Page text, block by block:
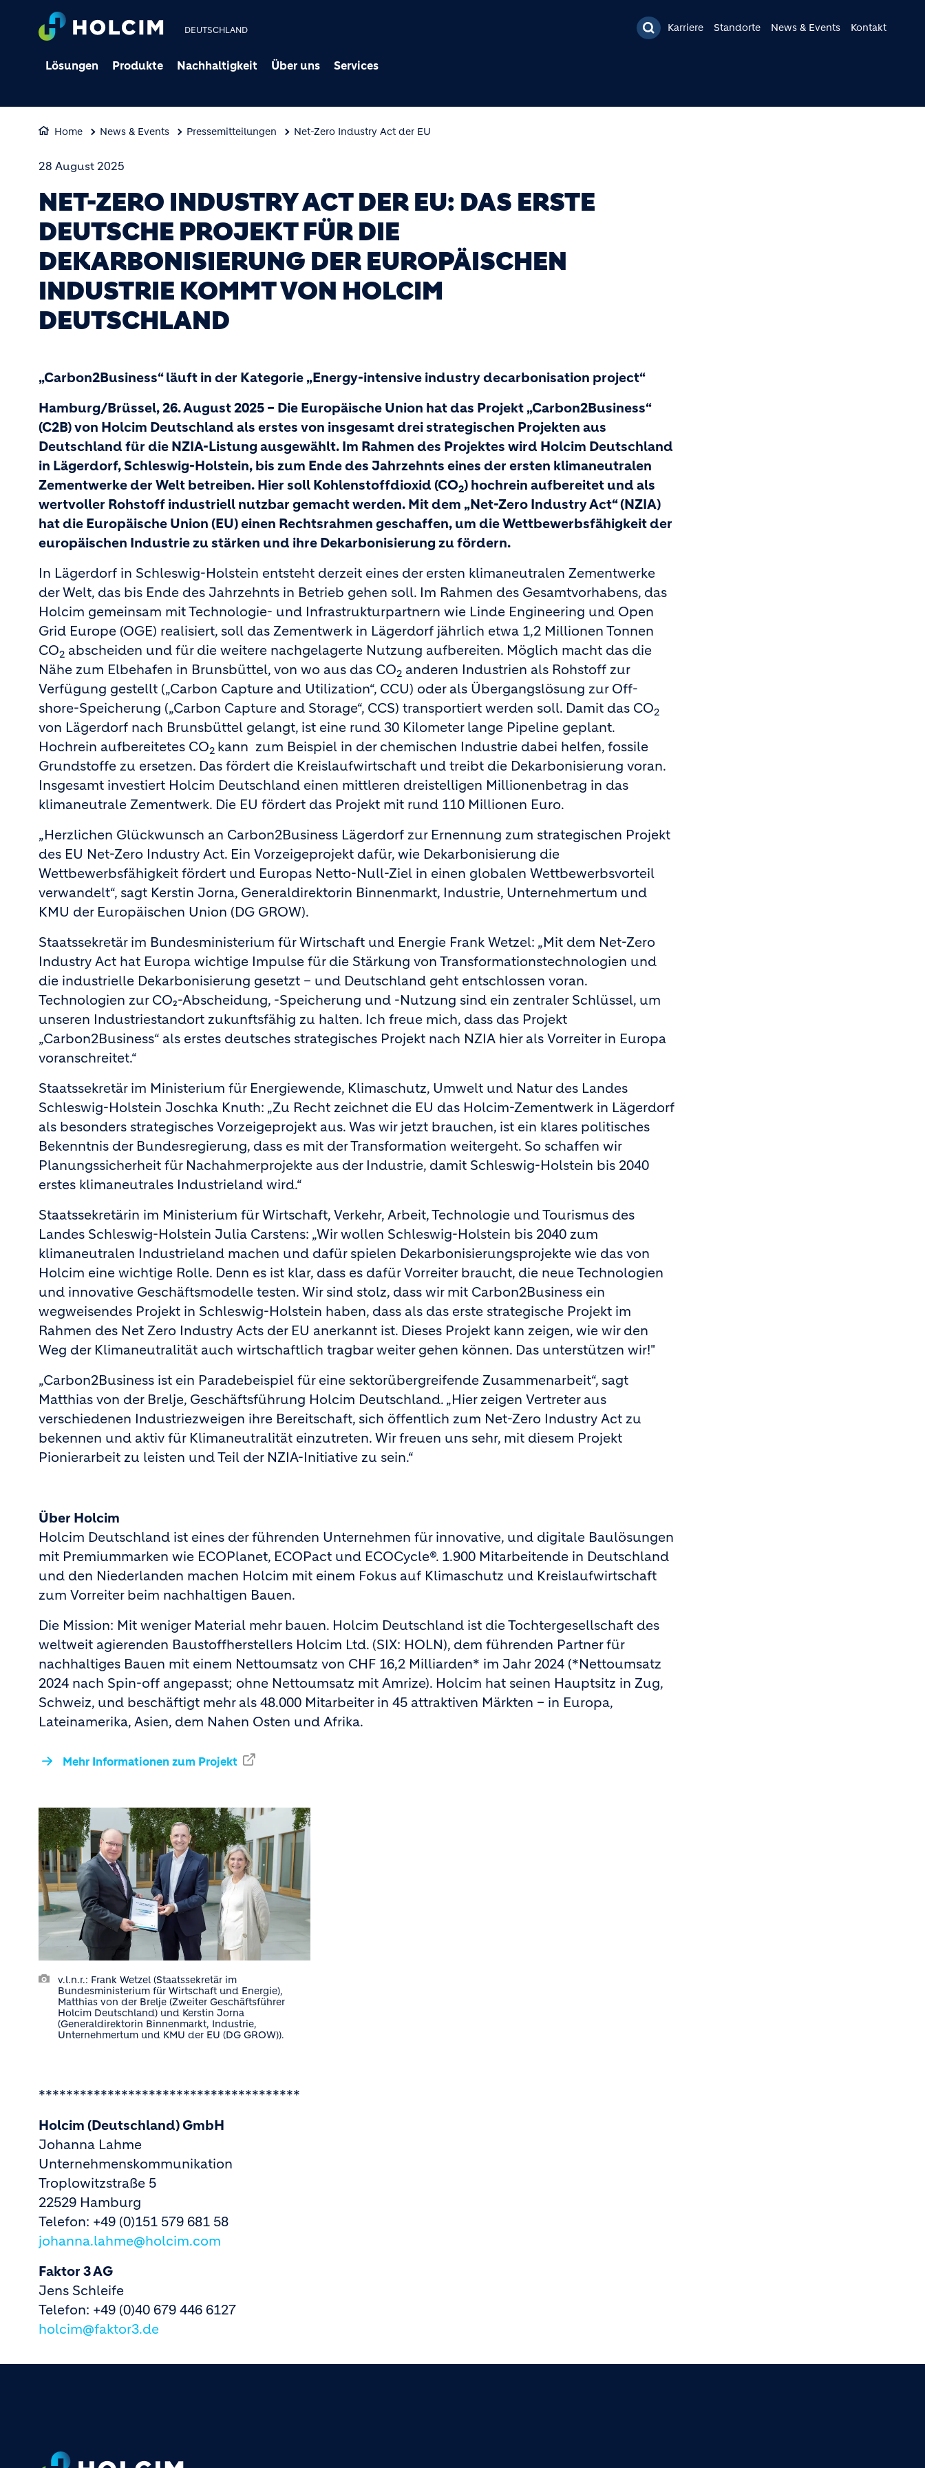
DEUTSCHLAND Karriere Standorte News & Events Kontakt
Lösungen Produkte Nachhaltigkeit Über uns Services
Home News & Events Pressemitteilungen Net-Zero Industry Act der EU
28 August 2025
NET-ZERO INDUSTRY ACT DER EU: DAS ERSTE
DEUTSCHE PROJEKT FÜR DIE
DEKARBONISIERUNG DER EUROPÄISCHEN
INDUSTRIE KOMMT VON HOLCIM
DEUTSCHLAND
„Carbon2Business“ läuft in der Kategorie „Energy-intensive industry decarbonisation project“
Hamburg/Brüssel, 26. August 2025 – Die Europäische Union hat das Projekt „Carbon2Business“
(C2B) von Holcim Deutschland als erstes von insgesamt drei strategischen Projekten aus
Deutschland für die NZIA-Listung ausgewählt. Im Rahmen des Projektes wird Holcim Deutschland
in Lägerdorf, Schleswig-Holstein, bis zum Ende des Jahrzehnts eines der ersten klimaneutralen
Zementwerke der Welt betreiben. Hier soll Kohlenstoffdioxid (CO2) hochrein aufbereitet und als
wertvoller Rohstoff industriell nutzbar gemacht werden. Mit dem „Net-Zero Industry Act“ (NZIA)
hat die Europäische Union (EU) einen Rechtsrahmen geschaffen, um die Wettbewerbsfähigkeit der
europäischen Industrie zu stärken und ihre Dekarbonisierung zu fördern.
In Lägerdorf in Schleswig-Holstein entsteht derzeit eines der ersten klimaneutralen Zementwerke
der Welt, das bis Ende des Jahrzehnts in Betrieb gehen soll. Im Rahmen des Gesamtvorhabens, das
Holcim gemeinsam mit Technologie- und Infrastrukturpartnern wie Linde Engineering und Open
Grid Europe (OGE) realisiert, soll das Zementwerk in Lägerdorf jährlich etwa 1,2 Millionen Tonnen
CO2 abscheiden und für die weitere nachgelagerte Nutzung aufbereiten. Möglich macht das die
Nähe zum Elbehafen in Brunsbüttel, von wo aus das CO2 anderen Industrien als Rohstoff zur
Verfügung gestellt („Carbon Capture and Utilization“, CCU) oder als Übergangslösung zur Off-
shore-Speicherung („Carbon Capture and Storage“, CCS) transportiert werden soll. Damit das CO2
von Lägerdorf nach Brunsbüttel gelangt, ist eine rund 30 Kilometer lange Pipeline geplant.
Hochrein aufbereitetes CO2 kann zum Beispiel in der chemischen Industrie dabei helfen, fossile
Grundstoffe zu ersetzen. Das fördert die Kreislaufwirtschaft und treibt die Dekarbonisierung voran.
Insgesamt investiert Holcim Deutschland einen mittleren dreistelligen Millionenbetrag in das
klimaneutrale Zementwerk. Die EU fördert das Projekt mit rund 110 Millionen Euro.
„Herzlichen Glückwunsch an Carbon2Business Lägerdorf zur Ernennung zum strategischen Projekt
des EU Net-Zero Industry Act. Ein Vorzeigeprojekt dafür, wie Dekarbonisierung die
Wettbewerbsfähigkeit fördert und Europas Netto-Null-Ziel in einen globalen Wettbewerbsvorteil
verwandelt“, sagt Kerstin Jorna, Generaldirektorin Binnenmarkt, Industrie, Unternehmertum und
KMU der Europäischen Union (DG GROW).
Staatssekretär im Bundesministerium für Wirtschaft und Energie Frank Wetzel: „Mit dem Net-Zero
Industry Act hat Europa wichtige Impulse für die Stärkung von Transformationstechnologien und
die industrielle Dekarbonisierung gesetzt – und Deutschland geht entschlossen voran.
Technologien zur CO₂-Abscheidung, -Speicherung und -Nutzung sind ein zentraler Schlüssel, um
unseren Industriestandort zukunftsfähig zu halten. Ich freue mich, dass das Projekt
„Carbon2Business“ als erstes deutsches strategisches Projekt nach NZIA hier als Vorreiter in Europa
voranschreitet.“
Staatssekretär im Ministerium für Energiewende, Klimaschutz, Umwelt und Natur des Landes
Schleswig-Holstein Joschka Knuth: „Zu Recht zeichnet die EU das Holcim-Zementwerk in Lägerdorf
als besonders strategisches Vorzeigeprojekt aus. Was wir jetzt brauchen, ist ein klares politisches
Bekenntnis der Bundesregierung, dass es mit der Transformation weitergeht. So schaffen wir
Planungssicherheit für Nachahmerprojekte aus der Industrie, damit Schleswig-Holstein bis 2040
erstes klimaneutrales Industrieland wird.“
Staatssekretärin im Ministerium für Wirtschaft, Verkehr, Arbeit, Technologie und Tourismus des
Landes Schleswig-Holstein Julia Carstens: „Wir wollen Schleswig-Holstein bis 2040 zum
klimaneutralen Industrieland machen und dafür spielen Dekarbonisierungsprojekte wie das von
Holcim eine wichtige Rolle. Denn es ist klar, dass es dafür Vorreiter braucht, die neue Technologien
und innovative Geschäftsmodelle testen. Wir sind stolz, dass wir mit Carbon2Business ein
wegweisendes Projekt in Schleswig-Holstein haben, dass als das erste strategische Projekt im
Rahmen des Net Zero Industry Acts der EU anerkannt ist. Dieses Projekt kann zeigen, wie wir den
Weg der Klimaneutralität auch wirtschaftlich tragbar weiter gehen können. Das unterstützen wir!"
„Carbon2Business ist ein Paradebeispiel für eine sektorübergreifende Zusammenarbeit“, sagt
Matthias von der Brelje, Geschäftsführung Holcim Deutschland. „Hier zeigen Vertreter aus
verschiedenen Industriezweigen ihre Bereitschaft, sich öffentlich zum Net-Zero Industry Act zu
bekennen und aktiv für Klimaneutralität einzutreten. Wir freuen uns sehr, mit diesem Projekt
Pionierarbeit zu leisten und Teil der NZIA-Initiative zu sein.“
Über Holcim
Holcim Deutschland ist eines der führenden Unternehmen für innovative, und digitale Baulösungen
mit Premiummarken wie ECOPlanet, ECOPact und ECOCycle®. 1.900 Mitarbeitende in Deutschland
und den Niederlanden machen Holcim mit einem Fokus auf Klimaschutz und Kreislaufwirtschaft
zum Vorreiter beim nachhaltigen Bauen.
Die Mission: Mit weniger Material mehr bauen. Holcim Deutschland ist die Tochtergesellschaft des
weltweit agierenden Baustoffherstellers Holcim Ltd. (SIX: HOLN), dem führenden Partner für
nachhaltiges Bauen mit einem Nettoumsatz von CHF 16,2 Milliarden* im Jahr 2024 (*Nettoumsatz
2024 nach Spin-off angepasst; ohne Nettoumsatz mit Amrize). Holcim hat seinen Hauptsitz in Zug,
Schweiz, und beschäftigt mehr als 48.000 Mitarbeiter in 45 attraktiven Märkten – in Europa,
Lateinamerika, Asien, dem Nahen Osten und Afrika.
Mehr Informationen zum Projekt
v.l.n.r.: Frank Wetzel (Staatssekretär im
Bundesministerium für Wirtschaft und Energie),
Matthias von der Brelje (Zweiter Geschäftsführer
Holcim Deutschland) und Kerstin Jorna
(Generaldirektorin Binnenmarkt, Industrie,
Unternehmertum und KMU der EU (DG GROW)).
**************************************
Holcim (Deutschland) GmbH
Johanna Lahme
Unternehmenskommunikation
Troplowitzstraße 5
22529 Hamburg
Telefon: +49 (0)151 579 681 58
johanna.lahme@holcim.com
Faktor 3 AG
Jens Schleife
Telefon: +49 (0)40 679 446 6127
holcim@faktor3.de